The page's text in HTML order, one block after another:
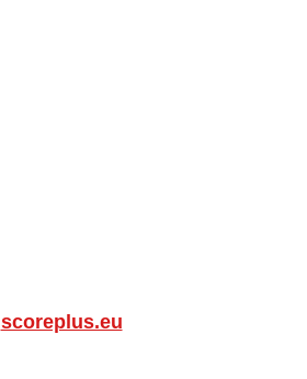
scoreplus.eu